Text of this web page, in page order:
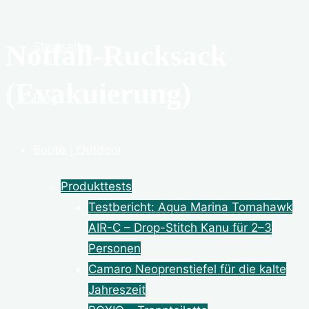
Produkttests
Testbericht: Aqua Marina Tomahawk
AIR-C – Drop-Stitch Kanu für 2–3
Personen
Camaro Neoprenstiefel für die kalte
Jahreszeit